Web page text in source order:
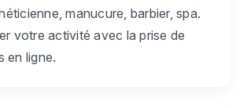
manucure, barbier, spa.
votre activité avec la prise de
en ligne.